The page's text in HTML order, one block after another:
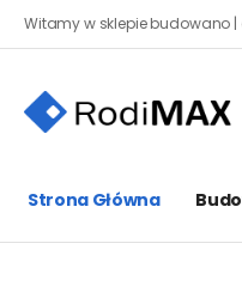
Witamy w sklepie budowano
Strona Główna